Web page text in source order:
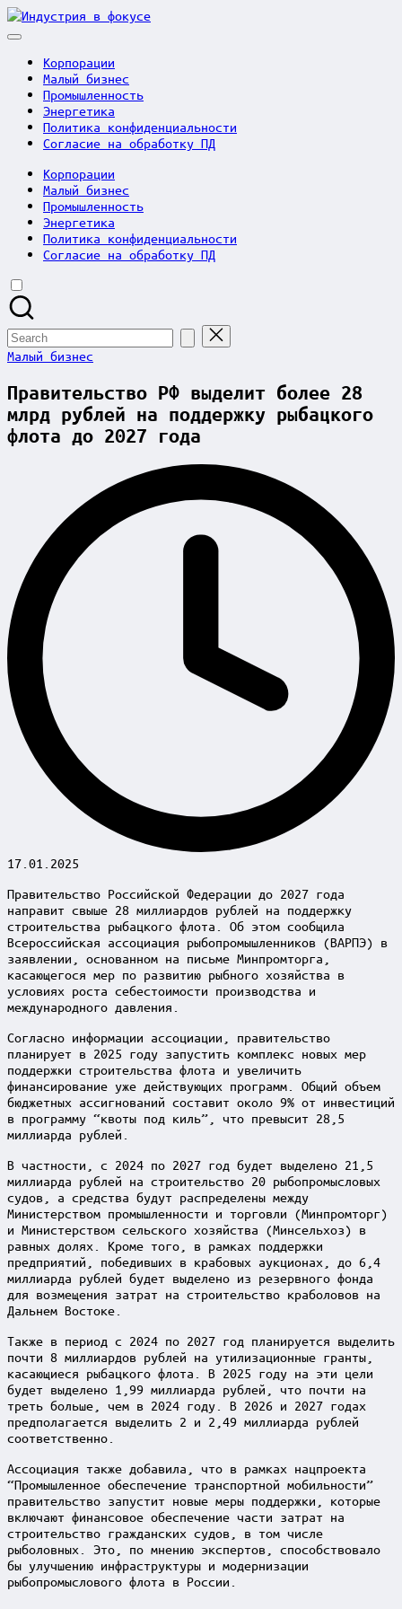
Skip
to
Индустрия
Корпорации
Малый бизнес
Промышленность
Энергетика
Политика конфиденциальности
Согласие на обработку ПД
Корпорации
Малый бизнес
Промышленность
Энергетика
Политика конфиденциальности
Согласие на обработку ПД
Search
for:
Posted
Малый бизнес
Правительство РФ выделит более 28
млрд рублей на поддержку рыбацкого
флота до 2027 года
17.01.2025
Правительство Российской Федерации до 2027 года
направит свыше 28 миллиардов рублей на поддержку
строительства рыбацкого флота. Об этом сообщила
Всероссийская ассоциация рыбопромышленников (ВАРПЭ) в
заявлении, основанном на письме Минпромторга,
касающегося мер по развитию рыбного хозяйства в
условиях роста себестоимости производства и
международного давления.
Согласно информации ассоциации, правительство
планирует в 2025 году запустить комплекс новых мер
поддержки строительства флота и увеличить
финансирование уже действующих программ. Общий объем
бюджетных ассигнований составит около 9% от инвестиций
в программу “квоты под киль”, что превысит 28,5
миллиарда рублей.
В частности, с 2024 по 2027 год будет выделено 21,5
миллиарда рублей на строительство 20 рыбопромысловых
судов, а средства будут распределены между
Министерством промышленности и торговли (Минпромторг)
и Министерством сельского хозяйства (Минсельхоз) в
равных долях. Кроме того, в рамках поддержки
предприятий, победивших в крабовых аукционах, до 6,4
миллиарда рублей будет выделено из резервного фонда
для возмещения затрат на строительство краболовов на
Дальнем Востоке.
Также в период с 2024 по 2027 год планируется выделить
почти 8 миллиардов рублей на утилизационные гранты,
касающиеся рыбацкого флота. В 2025 году на эти цели
будет выделено 1,99 миллиарда рублей, что почти на
треть больше, чем в 2024 году. В 2026 и 2027 годах
предполагается выделить 2 и 2,49 миллиарда рублей
соответственно.
Ассоциация также добавила, что в рамках нацпроекта
“Промышленное обеспечение транспортной мобильности”
правительство запустит новые меры поддержки, которые
включают финансовое обеспечение части затрат на
строительство гражданских судов, в том числе
рыболовных. Это, по мнению экспертов, способствовало
бы улучшению инфраструктуры и модернизации
рыбопромыслового флота в России.